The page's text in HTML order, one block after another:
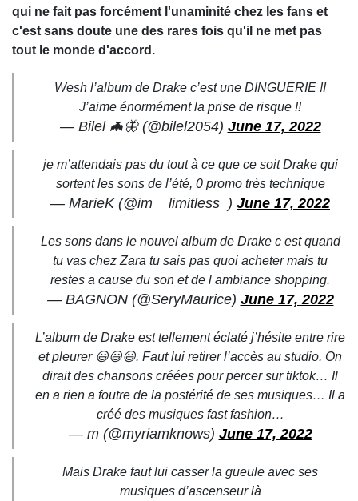
qui ne fait pas forcément l'unaminité chez les fans et
c'est sans doute une des rares fois qu'il ne met pas
tout le monde d'accord.
Wesh l’album de Drake c’est une DINGUERIE !!
J’aime énormément la prise de risque !!
— Bilel 🦇🦋 (@bilel2054) June 17, 2022
je m’attendais pas du tout à ce que ce soit Drake qui
sortent les sons de l’été, 0 promo très technique
— MarieK (@im__limitless_) June 17, 2022
Les sons dans le nouvel album de Drake c est quand
tu vas chez Zara tu sais pas quoi acheter mais tu
restes a cause du son et de l ambiance shopping.
— BAGNON (@SeryMaurice) June 17, 2022
L’album de Drake est tellement éclaté j’hésite entre rire
et pleurer 😃😃😃. Faut lui retirer l’accès au studio. On
dirait des chansons créées pour percer sur tiktok… Il
en a rien a foutre de la postérité de ses musiques… Il a
créé des musiques fast fashion…
— m (@myriamknows) June 17, 2022
Mais Drake faut lui casser la gueule avec ses
musiques d’ascenseur là